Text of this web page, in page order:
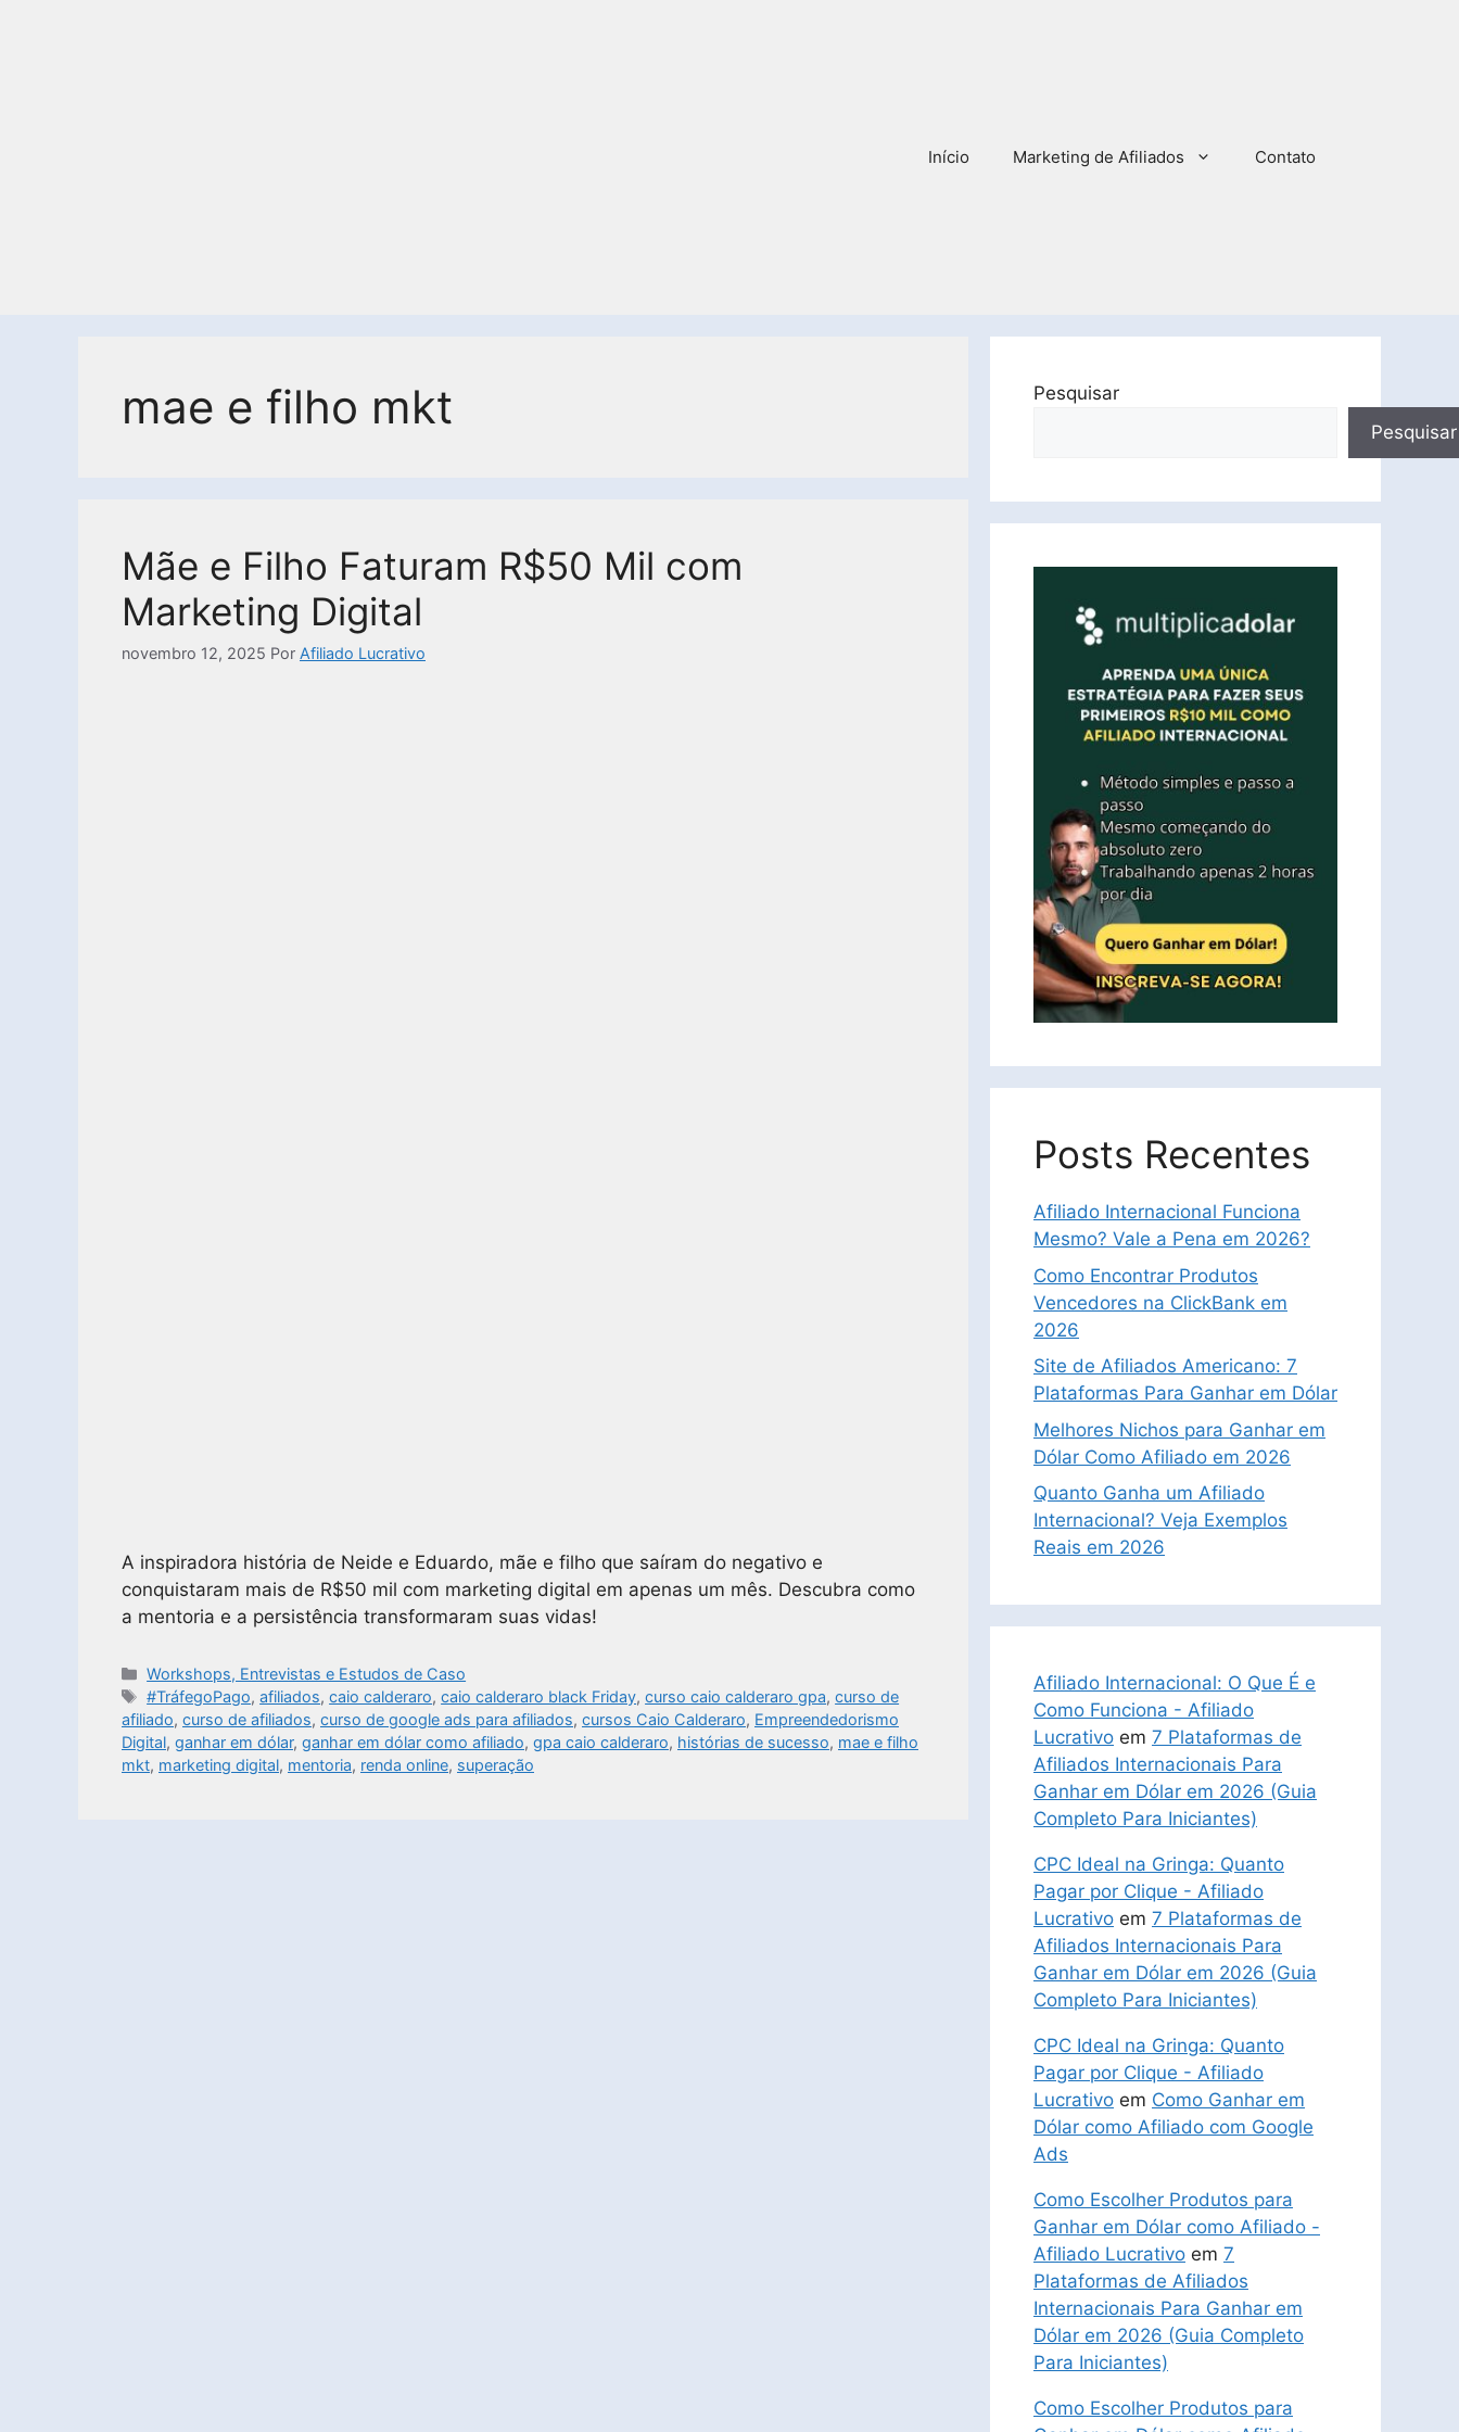
Início Marketing de Afiliados Contato
mae e filho mkt
Mãe e Filho Faturam R$50 Mil com
Marketing Digital
novembro 12, 2025 Por Afiliado Lucrativo
A inspiradora história de Neide e Eduardo, mãe e filho que saíram do negativo e
conquistaram mais de R$50 mil com marketing digital em apenas um mês. Descubra como
a mentoria e a persistência transformaram suas vidas!
Workshops, Entrevistas e Estudos de Caso
#TráfegoPago,afiliados,caio calderaro,caio calderaro black Friday,curso caio calderaro gpa,curso de
afiliado, curso de afiliados, curso de google ads para afiliados, cursos Caio Calderaro, Empreendedorismo
Digital, ganhar em dólar, ganhar em dólar como afiliado, gpa caio calderaro, histórias de sucesso, mae e filho
mkt, marketing digital, mentoria, renda online, superação
Pesquisar
Pesquisar
Posts Recentes
Afiliado Internacional Funciona
Mesmo? Vale a Pena em 2026?
Como Encontrar Produtos
Vencedores na ClickBank em
2026
Site de Afiliados Americano: 7
Plataformas Para Ganhar em Dólar
Melhores Nichos para Ganhar em
Dólar Como Afiliado em 2026
Quanto Ganha um Afiliado
Internacional? Veja Exemplos
Reais em 2026
Afiliado Internacional: O Que É e
Como Funciona - Afiliado
Lucrativo em 7 Plataformas de
Afiliados Internacionais Para
Ganhar em Dólar em 2026 (Guia
Completo Para Iniciantes)
CPC Ideal na Gringa: Quanto
Pagar por Clique - Afiliado
Lucrativo em 7 Plataformas de
Afiliados Internacionais Para
Ganhar em Dólar em 2026 (Guia
Completo Para Iniciantes)
CPC Ideal na Gringa: Quanto
Pagar por Clique - Afiliado
Lucrativo em Como Ganhar em
Dólar como Afiliado com Google
Ads
Como Escolher Produtos para
Ganhar em Dólar como Afiliado -
Afiliado Lucrativo em 7
Plataformas de Afiliados
Internacionais Para Ganhar em
Dólar em 2026 (Guia Completo
Para Iniciantes)
Como Escolher Produtos para